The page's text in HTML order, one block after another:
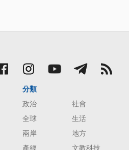
分類
政治
社會
全球
生活
兩岸
地方
產經
文教科技